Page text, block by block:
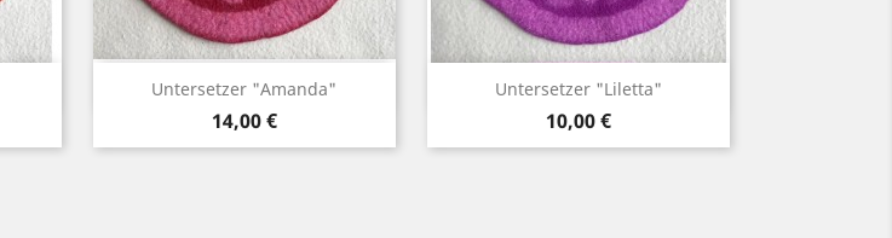
Untersetzer "Amanda"
Preis
14,00 €
Vorschau Untersetzer "Liletta"
Preis
10,00 €
Vorschau